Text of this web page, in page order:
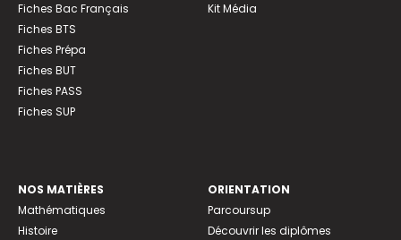
Fiches Bac Français
Fiches BTS
Fiches Prépa
Fiches BUT
Fiches PASS
Fiches SUP
Kit Média
NOS MATIÈRES
Mathématiques
Histoire
ORIENTATION
Parcoursup
Découvrir les diplômes